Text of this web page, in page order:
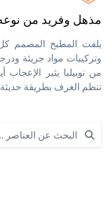
مذهل وفريد من
يلفت المطبخ المصمم كل
وتركيبات مواد جريئة
من نوبيليا يثير الإعجاب
تنظم الغرف بطريقة حديثة
Search